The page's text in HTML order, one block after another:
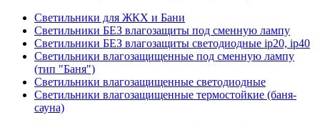
Светильники для ЖКХ и Бани
Светильники БЕЗ влагозащиты под сменную лампу
Светильники БЕЗ влагозащиты светодиодные ip20, ip40
Светильники влагозащищенные под сменную лампу
(тип "Баня")
Светильники влагозащищенные светодиодные
Светильники влагозащищенные термостойкие (баня-
сауна)